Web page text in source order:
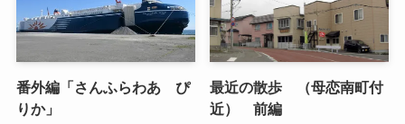
番外編「さんふらわあ ぴ
りか」
最近の散歩 （母恋南町付
近） 前編